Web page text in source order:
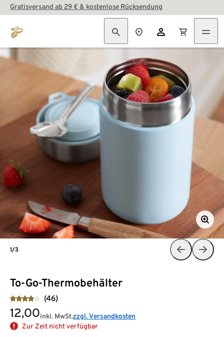
Gratisversand ab 29 € & kostenlose Rücksendung
To-Go-Thermobehälter
(46)
12,00inkl. MwSt.zzgl. Versandkosten
Zur Zeit nicht verfügbar
1/3